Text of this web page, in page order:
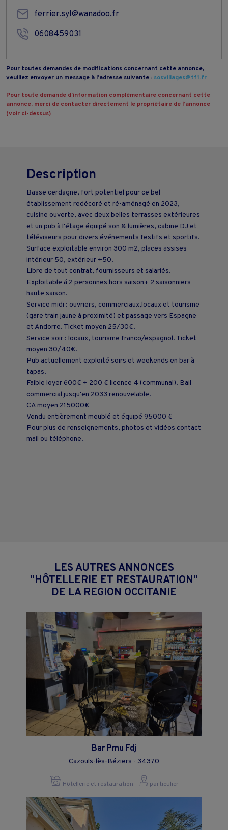
ferrier.syl@wanadoo.fr
0608459031
Pour toutes demandes de modifications concernant cette annonce,
veuillez envoyer un message à l’adresse suivante : sosvillages@tf1.fr
Pour toute demande d’information complémentaire concernant cette
annonce, merci de contacter directement le propriétaire de l’annonce
(voir ci-dessus)
Description
Basse cerdagne, fort potentiel pour ce bel
établissement redécoré et ré-aménagé en 2023,
cuisine ouverte, avec deux belles terrasses extérieures
et un pub à l'étage équipé son & lumières, cabine DJ et
téléviseurs pour divers événements festifs et sportifs.
Surface exploitable environ 300 m2, places assises
intérieur 50, extérieur +50.
Libre de tout contrat, fournisseurs et salariés.
Exploitable á 2 personnes hors saison+ 2 saisonniers
haute saison.
Service midi : ouvriers, commerciaux,locaux et tourisme
(gare train jaune à proximité) et passage vers Espagne
et Andorre. Ticket moyen 25/30€.
Service soir : locaux, tourisme franco/espagnol. Ticket
moyen 30/40€.
Pub actuellement exploité soirs et weekends en bar à
tapas.
Faible loyer 600€ + 200 € licence 4 (communal). Bail
commercial jusqu'en 2033 renouvelable.
CA moyen 215000€
Vendu entièrement meublé et équipé 95000 €
Pour plus de renseignements, photos et vidéos contact
mail ou téléphone.
LES AUTRES ANNONCES
"HÔTELLERIE ET RESTAURATION"
DE LA REGION OCCITANIE
Bar Pmu Fdj
Cazouls-lès-Béziers - 34370
Hôtellerie et restauration particulier